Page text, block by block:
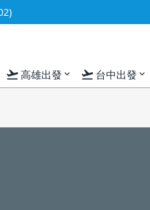
flight_takeoff高雄出發 expand_more flight_takeoff 台中出發 expand_more